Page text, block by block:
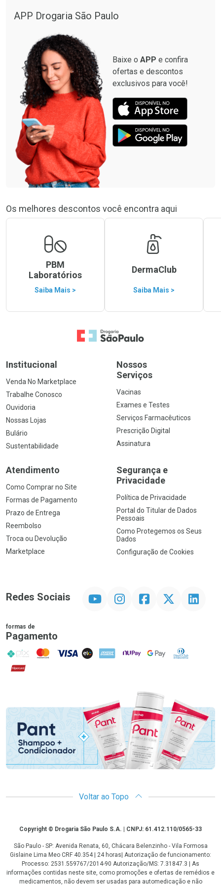
APP Drogaria São Paulo
Baixe o APP e confira
ofertas e descontos
exclusivos para você!
Os melhores descontos você encontra aqui
PBM
Laboratórios
Saiba Mais >
DermaClub
Saiba Mais >
Ir para a Home
Institucional
Venda No Marketplace
Trabalhe Conosco
Ouvidoria
Nossas Lojas
Bulário
Sustentabilidade
Nossos
Serviços
Vacinas
Exames e Testes
Serviços Farmacêuticos
Prescrição Digital
Assinatura
Atendimento
Como Comprar no Site
Formas de Pagamento
Prazo de Entrega
Reembolso
Troca ou Devolução
Marketplace
Segurança e
Privacidade
Política de Privacidade
Portal do Titular de Dados
Pessoais
Como Protegemos os Seus
Dados
Configuração de Cookies
Redes Sociais InstagramFacebookTwitter Linkedin
formas de
Pagamento
PIX MasterCard
VISA ELO AMEX NuPay Google PayDiners Club
Hipercard
Promoção em Destaque
Voltar ao Topo
CopyrightCopyright © Drogaria São Paulo S.A. | CNPJ: 61.412.110/0565-33
São Paulo - SP: Avenida Renata, 60, Chácara Belenzinho - Vila Formosa
Gislaine Lima Meo CRF 40.354 | 24 horas| Autorização de funcionamento:
Processo: 2531.559767/2014-90 Autorização/MS: 7.31847.3 | As
informações contidas neste site, como promoções e ofertas de remédios e
medicamentos, não devem ser usadas para automedicação e não